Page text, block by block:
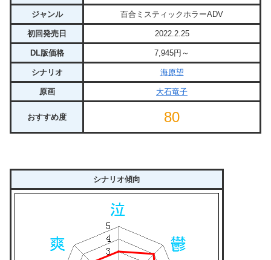
ジャンル 百合ミスティックホラーADV
初回発売日 2022.2.25
DL版価格 7,945円～
シナリオ 海原望
原画 大石竜子
おすすめ度 80
シナリオ傾向